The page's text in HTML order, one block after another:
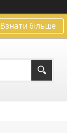
Взнати більше